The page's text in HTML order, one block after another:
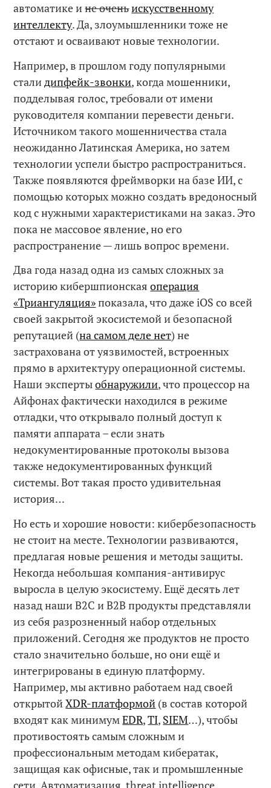
автоматике ине оченьискусственному
интеллекту. Да, злоумышленники тоже не
отстают и осваивают новые технологии.
Например, в прошлом году популярными
стали дипфейк-звонки, когда мошенники,
подделывая голос, требовали от имени
руководителя компании перевести деньги.
Источником такого мошенничества стала
неожиданно Латинская Америка, но затем
технологии успели быстро распространиться.
Также появляются фреймворки на базе ИИ, с
помощью которых можно создать вредоносный
код с нужными характеристиками на заказ. Это
пока не массовое явление, но его
распространение — лишь вопрос времени.
Два года назад одна из самых сложных за
историю кибершпионскаяоперация
«Триангуляция»показала, что даже iOS со всей
своей закрытой экосистемой и безопасной
репутацией (на самом деле нет) не
застрахована от уязвимостей, встроенных
прямо в архитектуру операционной системы.
Наши экспертыобнаружили, что процессор на
Айфонах фактически находился в режиме
отладки, что открывало полный доступ к
памяти аппарата – если знать
недокументированные протоколы вызова
также недокументированных функций
системы. Вот такая просто удивительная
история…
Но есть и хорошие новости: кибербезопасность
не стоит на месте. Технологии развиваются,
предлагая новые решения и методы защиты.
Некогда небольшая компания-антивирус
выросла в целую экосистему. Ещё десять лет
назад наши B2C и В2В продукты представляли
из себя разрозненный набор отдельных
приложений. Сегодня же продуктов не просто
стало значительно больше, но они ещё и
интегрированы в единую платформу.
Например, мы активно работаем над своей
открытойXDR-платформой (в состав которой
входят как минимумEDR,TI, SIEM…), чтобы
противостоять самым сложным и
профессиональным методам кибератак,
защищая как офисные, так и промышленные
сети. Автоматизация, threat intelligence,